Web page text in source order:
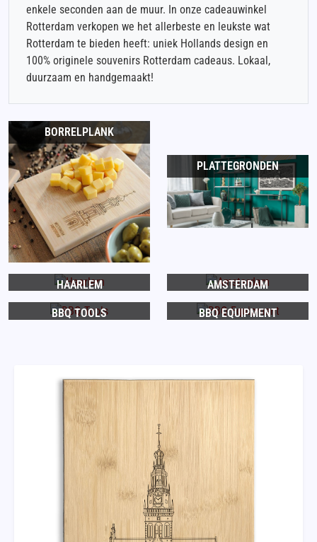
enkele seconden aan de muur. In onze cadeauwinkel
Rotterdam verkopen we het allerbeste en leukste wat
Rotterdam te bieden heeft: uniek Hollands design en
100% originele souvenirs Rotterdam cadeaus. Lokaal,
duurzaam en handgemaakt!
BORRELPLANK
PLATTEGRONDEN
HAARLEM AMSTERDAM
BBQ TOOLS BBQ EQUIPMENT